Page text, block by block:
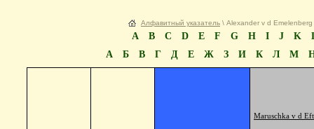
Алфавитный указатель \ Alexander v d Emelenberg
A B C D E F G H I J K
А
Б В Г Д Е Ж З И К Л М
Maruschka v d